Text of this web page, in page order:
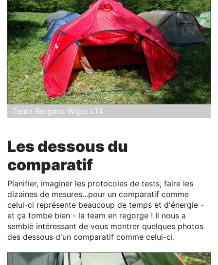
Tente Bergans Wiglo LT4
Les dessous du
comparatif
Planifier, imaginer les protocoles de tests, faire les
dizaines de mesures...pour un comparatif comme
celui-ci représente beaucoup de temps et d'énergie -
et ça tombe bien - la team en regorge ! Il nous a
semblé intéressant de vous montrer quelques photos
des dessous d'un comparatif comme celui-ci.